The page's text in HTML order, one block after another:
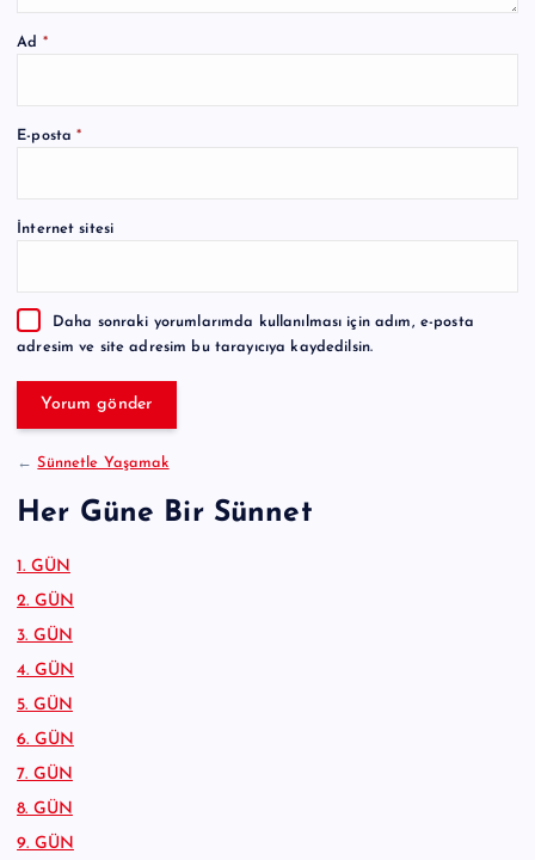
Ad *
E-posta*
İnternet sitesi
Daha sonraki yorumlarımda kullanılması için adım, e-posta
adresim ve site adresim bu tarayıcıya kaydedilsin.
A
e
a
t
←Sünnetle Yaşamak
Her Güne Bir Sünnet
1. GÜN
2. GÜN
3. GÜN
4. GÜN
5. GÜN
6. GÜN
7. GÜN
8. GÜN
9. GÜN